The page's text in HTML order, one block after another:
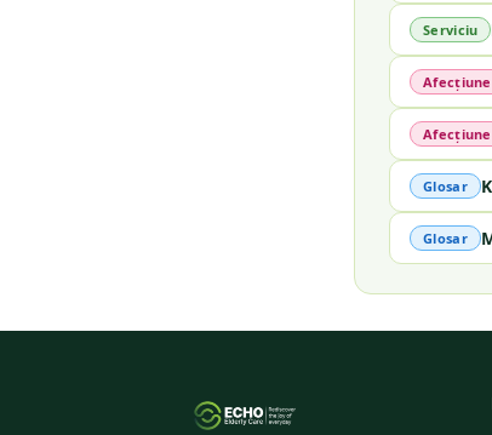
Serviciu
Afecțiune
Afecțiune
Glosar
Glosar